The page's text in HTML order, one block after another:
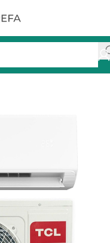
TPH11IHB 3,4 kW